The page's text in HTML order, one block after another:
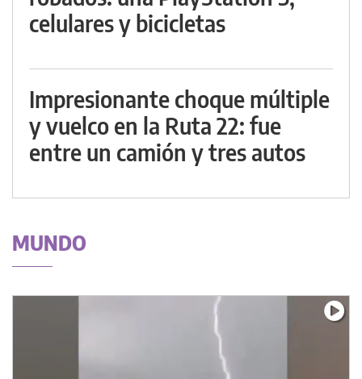
celulares y bicicletas
Impresionante choque múltiple
y vuelco en la Ruta 22: fue
entre un camión y tres autos
MUNDO